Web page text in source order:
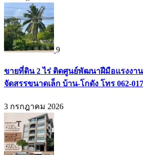
9
ขายที่ดิน 2 ไร่ ติดศูนย์พัฒนาฝีมือแรงงา
จัดสรรขนาดเล็ก บ้าน-โกดัง โทร 062-
3 กรกฎาคม 2026